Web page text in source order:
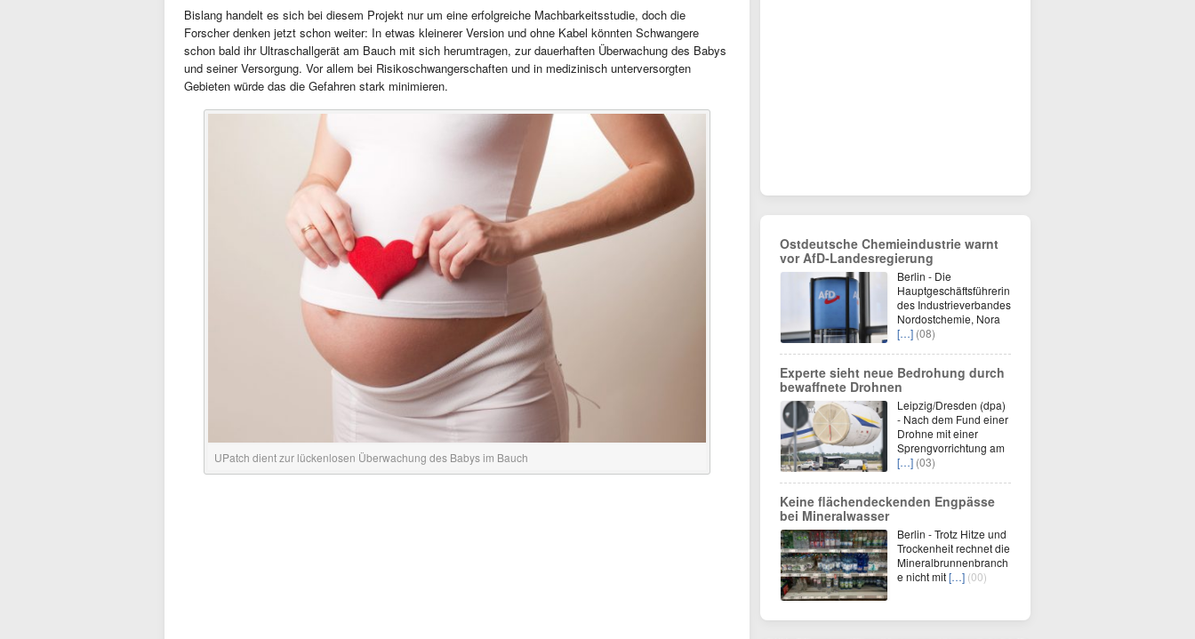
Bislang handelt es sich bei diesem Projekt nur um eine erfolgreiche Machbarkeitsstudie, doch die
Forscher denken jetzt schon weiter: In etwas kleinerer Version und ohne Kabel könnten Schwangere
schon bald ihr Ultraschallgerät am Bauch mit sich herumtragen, zur dauerhaften Überwachung des Babys
und seiner Versorgung. Vor allem bei Risikoschwangerschaften und in medizinisch unterversorgten
Gebieten würde das die Gefahren stark minimieren.
UPatch dient zur lückenlosen Überwachung des Babys im Bauch
Ostdeutsche Chemieindustrie warnt
vor AfD-Landesregierung
Berlin - Die
Hauptgeschäftsführerin
des Industrieverbandes
Nordostchemie, Nora
[…] (08)
Experte sieht neue Bedrohung durch
bewaffnete Drohnen
Leipzig/Dresden (dpa)
- Nach dem Fund einer
Drohne mit einer
Sprengvorrichtung am
[…] (03)
Keine flächendeckenden Engpässe
bei Mineralwasser
Berlin - Trotz Hitze und
Trockenheit rechnet die
Mineralbrunnenbranch
e nicht mit[…] (00)